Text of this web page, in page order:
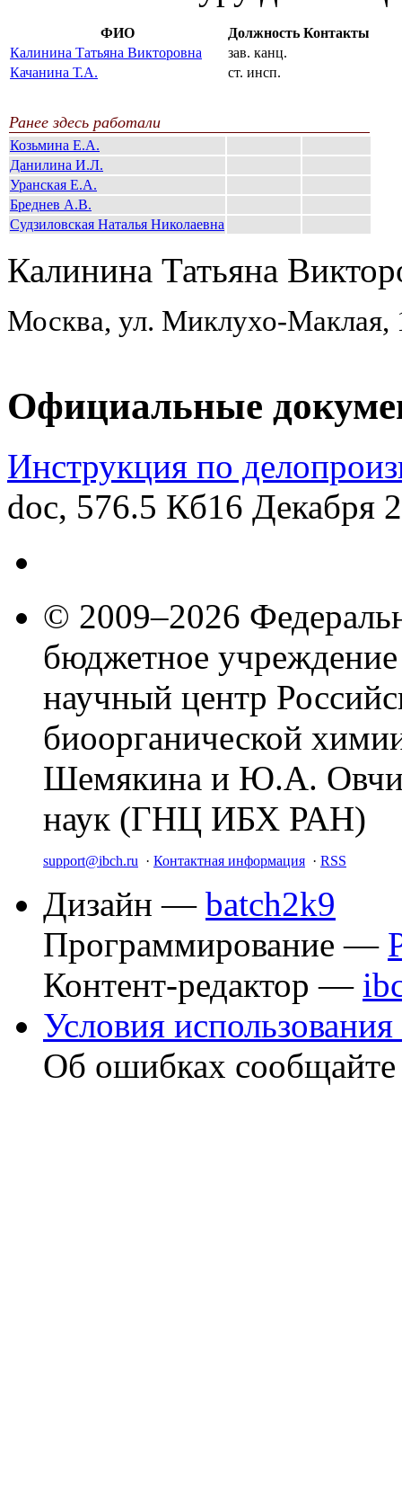
ФИО Должность Контакты
Калинина Татьяна Викторовна
зав. канц.
Качанина Т.А.
ст. инсп.
Ранее здесь работали
Козьмина Е.А.
Данилина И.Л.
Уранская Е.А.
Бреднев А.В.
Судзиловская Наталья Николаевна
Калинина Татьяна
Москва, ул. Миклухо-
Официальные
Инструкция по
doc, 576.5 Кб16 Декабря
© 2009–2026
бюджетное
научный центр
биоорганической
Шемякина и Ю.А.
наук (ГНЦ ИБХ РАН)
support@ibch.ru · Контактная информация · RSS
Дизайн — batch2k9
Программирование —
Контент-редактор —
Условия использования
Об ошибках